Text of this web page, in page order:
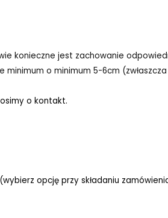
konieczne jest zachowanie
o minimum 5-6cm
o kontakt.
opcję przy składaniu